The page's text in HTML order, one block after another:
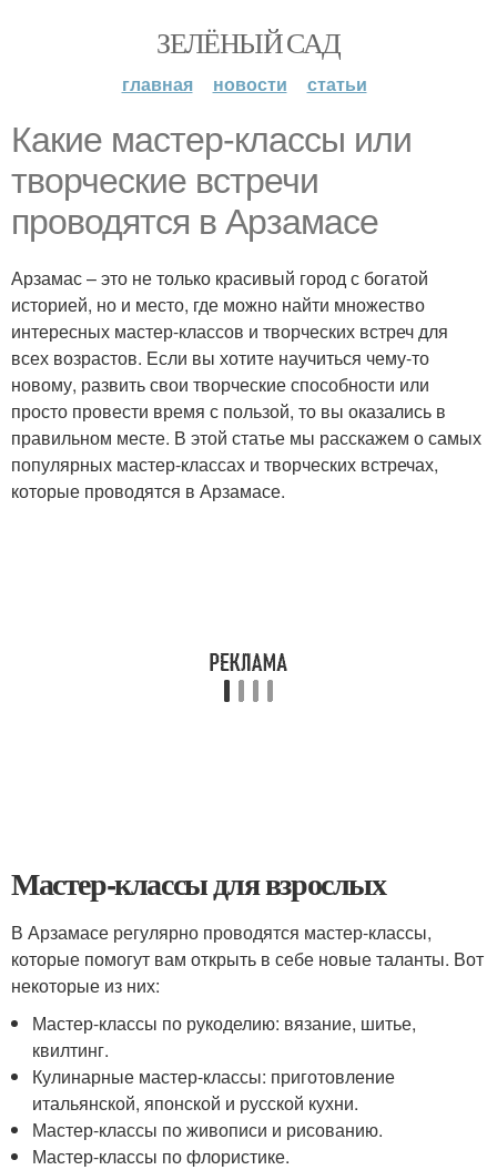
ЗЕЛЁНЫЙ САД
главная новости статьи
Какие мастер-классы или
творческие встречи
проводятся в Арзамасе
Арзамас – это не только красивый город с богатой
историей, но и место, где можно найти множество
интересных мастер-классов и творческих встреч для
всех возрастов. Если вы хотите научиться чему-то
новому, развить свои творческие способности или
просто провести время с пользой, то вы оказались в
правильном месте. В этой статье мы расскажем о самых
популярных мастер-классах и творческих встречах,
которые проводятся в Арзамасе.
Мастер-классы для взрослых
В Арзамасе регулярно проводятся мастер-классы,
которые помогут вам открыть в себе новые таланты. Вот
некоторые из них:
Мастер-классы по рукоделию: вязание, шитье,
квилтинг.
Кулинарные мастер-классы: приготовление
итальянской, японской и русской кухни.
Мастер-классы по живописи и рисованию.
Мастер-классы по флористике.